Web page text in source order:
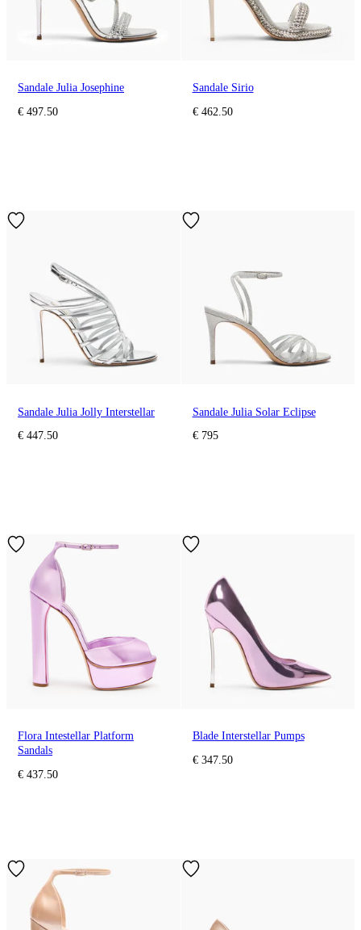
Sandale Julia Josephine
€ 497.50
Sandale Sirio
€ 462.50
Sandale Julia Jolly Interstellar
€ 447.50
Sandale Julia Solar Eclipse
€ 795
Flora Intestellar Platform
Sandals
€ 437.50
Blade Interstellar Pumps
€ 347.50